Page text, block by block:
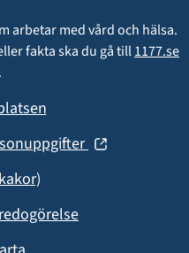
arbetar med vård och hälsa.
fakta ska du gå till 1177.se
.
(öppnas